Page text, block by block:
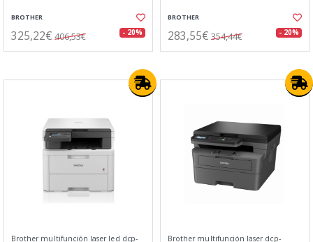
BROTHER
325,22€ 406,53€ - 20%
BROTHER
283,55€ 354,44€ - 20%
Brother multifunción laser led dcp- Brother multifunción laser dcp-